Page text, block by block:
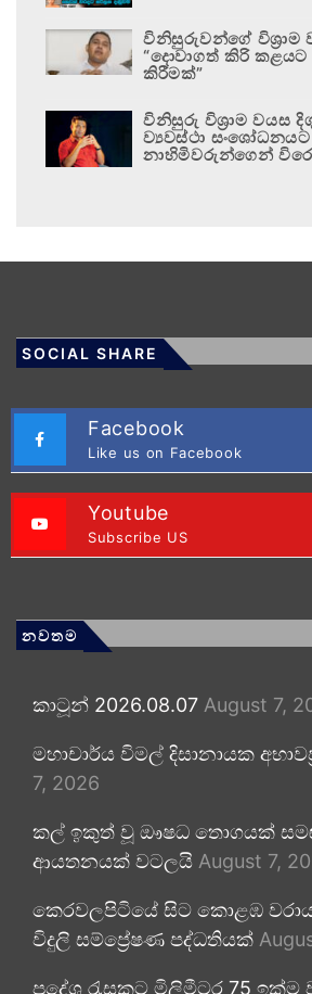
විනිසුරුවන්ගේ විශ්‍රාම
“දොවාගත් කිරි
කිරීමක්”
විනිසුරු විශ්‍රාම වයස
ව්‍යවස්ථා සංශෝධනයට
නාහිමිවරුන්ගෙන්
SOCIAL SHARE
Facebook
Like us on Facebook
Youtube
Subscribe US
නවතම
කාටූන් 2026.08.07 August 7,
මහාචාර්ය විමල් දිසානායක
7, 2026
කල් ඉකුත් වූ ඖෂධ තොගයක්
ආයතනයක් වටලයි August 7,
කෙරවලපිටියේ සිට කොළඹ
විදුලි සම්ප්‍රේෂණ පද්ධතියක්
ප්‍රදේශ රැසකට මිලිමීටර 75 ඉක්ම